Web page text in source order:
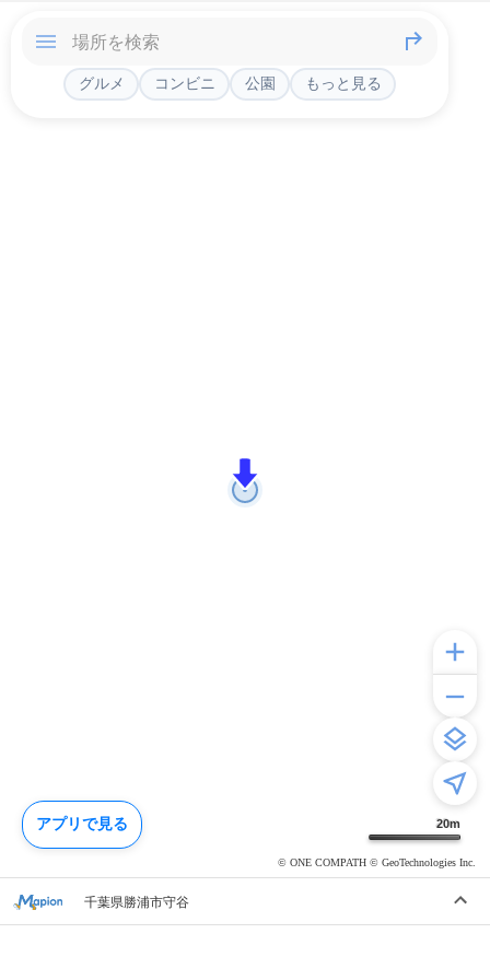
20m
© ONE COMPATH © GeoTechnologies Inc.
グルメ コンビニ 公園 もっと見る
千葉県勝浦市守谷
アプリで見る